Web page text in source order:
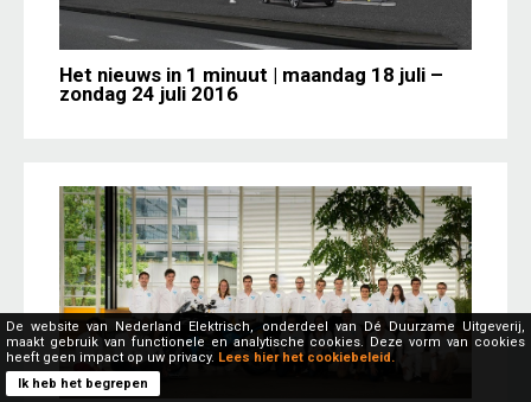
Het nieuws in 1 minuut | maandag 18 juli –
zondag 24 juli 2016
De website van Nederland Elektrisch, onderdeel van Dé Duurzame Uitgeverij,
maakt gebruik van functionele en analytische cookies. Deze vorm van cookies
heeft geen impact op uw privacy. Lees hier het cookiebeleid.
Ik heb het begrepen